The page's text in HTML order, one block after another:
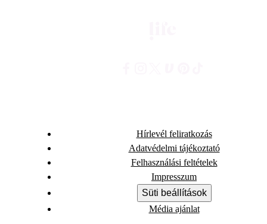
Hírlevél feliratkozás
Adatvédelmi tájékoztató
Felhasználási feltételek
Impresszum
Süti beállítások
Média ajánlat